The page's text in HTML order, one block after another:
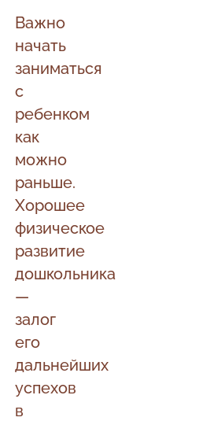
Важно
начать
заниматься
с
ребенком
как
можно
раньше.
Хорошее
физическое
развитие
дошкольника
—
залог
его
дальнейших
успехов
в